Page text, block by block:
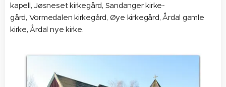
kapell, Jøsneset kirkegård, Sandanger kirke-
gård, Vormedalen kirkegård, Øye kirkegård, Årdal gamle
kirke, Årdal nye kirke.